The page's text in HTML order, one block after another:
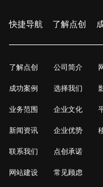
快捷导航 了解点创
了解点创
成功案例
业务范围
新闻资讯
联系我们
网站建设
公司简介
选择我们
企业文化
企业优势
点创承诺
常见顾虑